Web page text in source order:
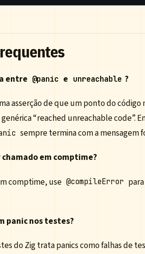
entre @panic e unreachable ?
asserção de que um ponto do
“reached unreachable code”.
sempre termina com a
chamado em comptime?
comptime, use @compileError
panic nos testes?
do Zig trata panics como falhas de